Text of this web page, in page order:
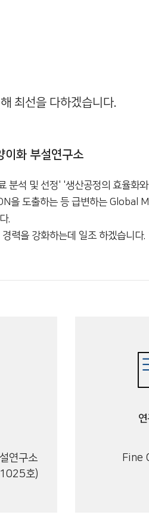
최선을 다하겠습니다.
이화 부설연구소
분석 및 선정' '생산공정의 효율화
을 도출하는 등 급변하는 Global
.
력을 강화하는데 일조 하겠습니다.
연구소
호)
Fine